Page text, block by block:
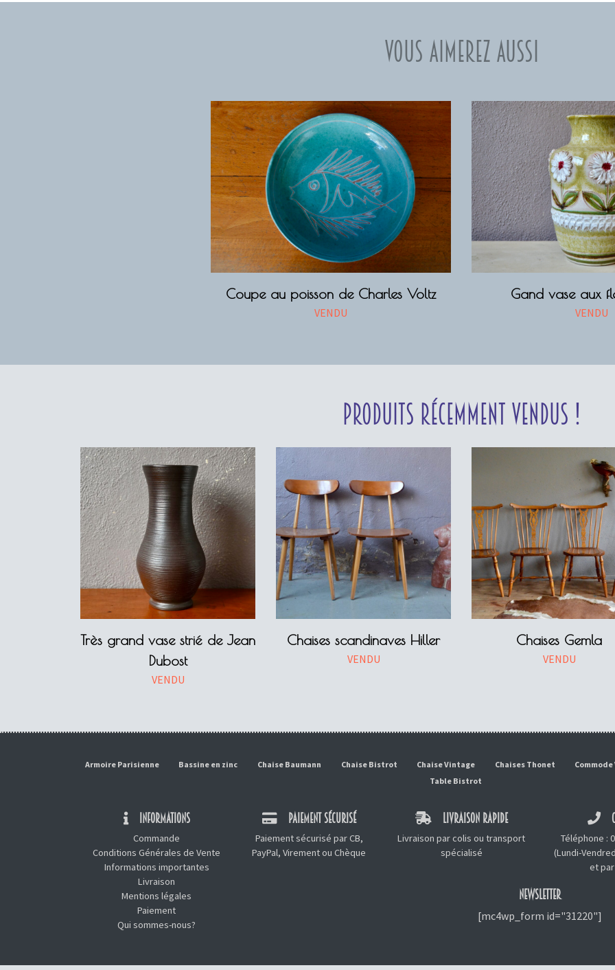
Vous aimerez aussi
Coupe au poisson de Charles Voltz
VENDU
Gand vase aux
VENDU
Produits récemment vendus !
Très grand vase strié de Jean
Dubost
VENDU
Chaises scandinaves Hiller
VENDU
Chaises Gemla
VENDU
Armoire Parisienne Bassine en zinc Chaise Baumann Chaise Bistrot Chaise Vintage Chaises Thonet
Table Bistrot
INFORMATIONS
Commande
Conditions Générales de Vente
Informations importantes
Livraison
Mentions légales
Paiement
Qui sommes-nous?
PAIEMENT SÉCURISÉ
Paiement sécurisé par CB,
PayPal, Virement ou Chèque
LIVRAISON RAPIDE
Livraison par colis ou transport
spécialisé
Téléphone :
(Lundi-
et
NEWSLETTER
[mc4wp_form id="31220"]